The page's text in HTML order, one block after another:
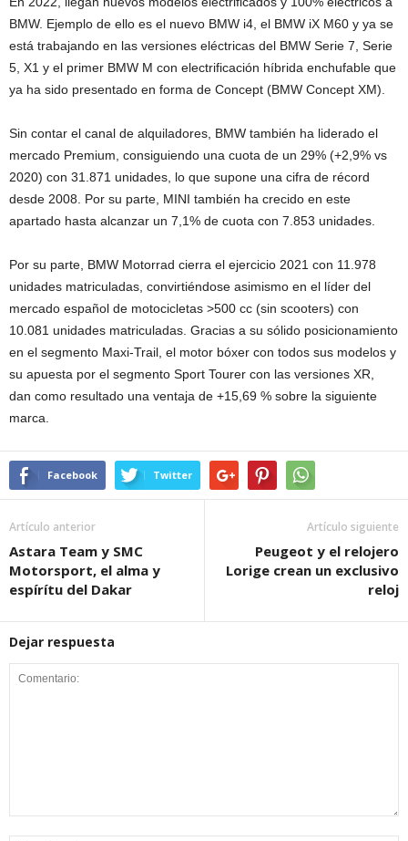
BMW. Ejemplo de ello es el nuevo BMW i4, el BMW iX M60 y ya se
está trabajando en las versiones eléctricas del BMW Serie 7, Serie
5, X1 y el primer BMW M con electrificación híbrida enchufable que
ya ha sido presentado en forma de Concept (BMW Concept XM).
Sin contar el canal de alquiladores, BMW también ha liderado el
mercado Premium, consiguiendo una cuota de un 29% (+2,9% vs
2020) con 31.871 unidades, lo que supone una cifra de récord
desde 2008. Por su parte, MINI también ha crecido en este
apartado hasta alcanzar un 7,1% de cuota con 7.853 unidades.
Por su parte, BMW Motorrad cierra el ejercicio 2021 con 11.978
unidades matriculadas, convirtiéndose asimismo en el líder del
mercado español de motocicletas >500 cc (sin scooters) con
10.081 unidades matriculadas. Gracias a su sólido posicionamiento
en el segmento Maxi-Trail, el motor bóxer con todos sus modelos y
su apuesta por el segmento Sport Tourer con las versiones XR,
dan como resultado una ventaja de +15,69 % sobre la siguiente
marca.
Facebook Twitter
Artículo anterior
Astara Team y SMC
Motorsport, el alma y
espírítu del Dakar
Artículo siguiente
Peugeot y el relojero
Lorige crean un exclusivo
reloj
Dejar respuesta